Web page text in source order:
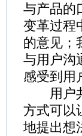
与产品的
变革过程
的意见；
与用户沟
感受到
用户共
方式可以
地提出想